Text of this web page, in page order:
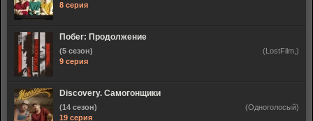
8 серия
Побег: Продолжение
(5 сезон)
9 серия
(LostFilm,)
Discovery. Самогонщики
(14 сезон)
19 серия
(Одноголосый)